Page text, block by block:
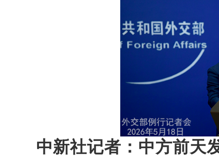
中新社记者：中方前天